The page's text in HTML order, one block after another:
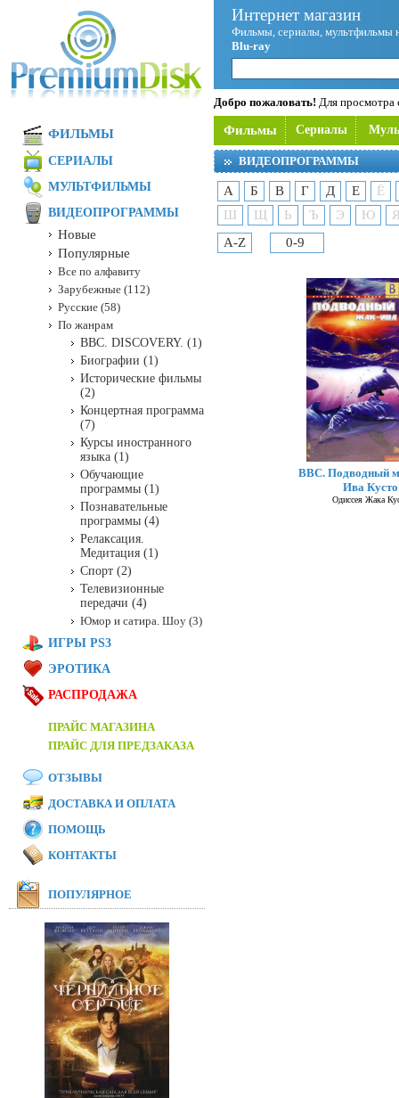
Интернет магазин
Фильмы, сериалы, мультфильмы
Blu-ray
Добро пожаловать! Для просмотра
Фильмы Сериалы
ВИДЕОПРОГРАММЫ
А Б В Г Д Е
Ё
Ш
Щ Ь Ъ Э Ю
A-Z
0-9
BBC. Подводный
Ива Кусто
Одиссея Жака
ФИЛЬМЫ
СЕРИАЛЫ
МУЛЬТФИЛЬМЫ
ВИДЕОПРОГРАММЫ
Новые
Популярные
Все по алфавиту
Зарубежные (112)
Русские (58)
По жанрам
BBC. DISCOVERY. (1)
Биографии (1)
Исторические фильмы
(2)
Концертная программа
(7)
Курсы иностранного
языка (1)
Обучающие
программы (1)
Познавательные
программы (4)
Релаксация.
Медитация (1)
Спорт (2)
Телевизионные
передачи (4)
Юмор и сатира. Шоу (3)
ИГРЫ PS3
ЭРОТИКА
РАСПРОДАЖА
ПРАЙС МАГАЗИНА
ПРАЙС ДЛЯ ПРЕДЗАКАЗА
ОТЗЫВЫ
ДОСТАВКА И ОПЛАТА
ПОМОЩЬ
КОНТАКТЫ
ПОПУЛЯРНОЕ